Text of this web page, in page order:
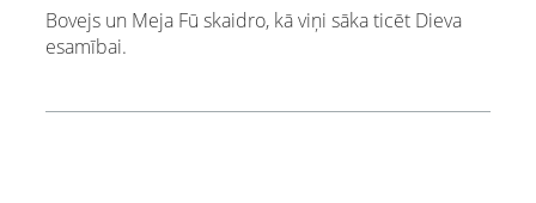
Bovejs un Meja Fū skaidro, kā viņi sāka ticēt Dieva
esamībai.